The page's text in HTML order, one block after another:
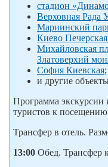
стадион
Верховная Рада
Мариинский
Киево
Михайловская
Златоверхий
София Киевская;
и другие
Программа экскурсии
туристов к
Трансфер в отель.
13:00 Обед. Трансфер